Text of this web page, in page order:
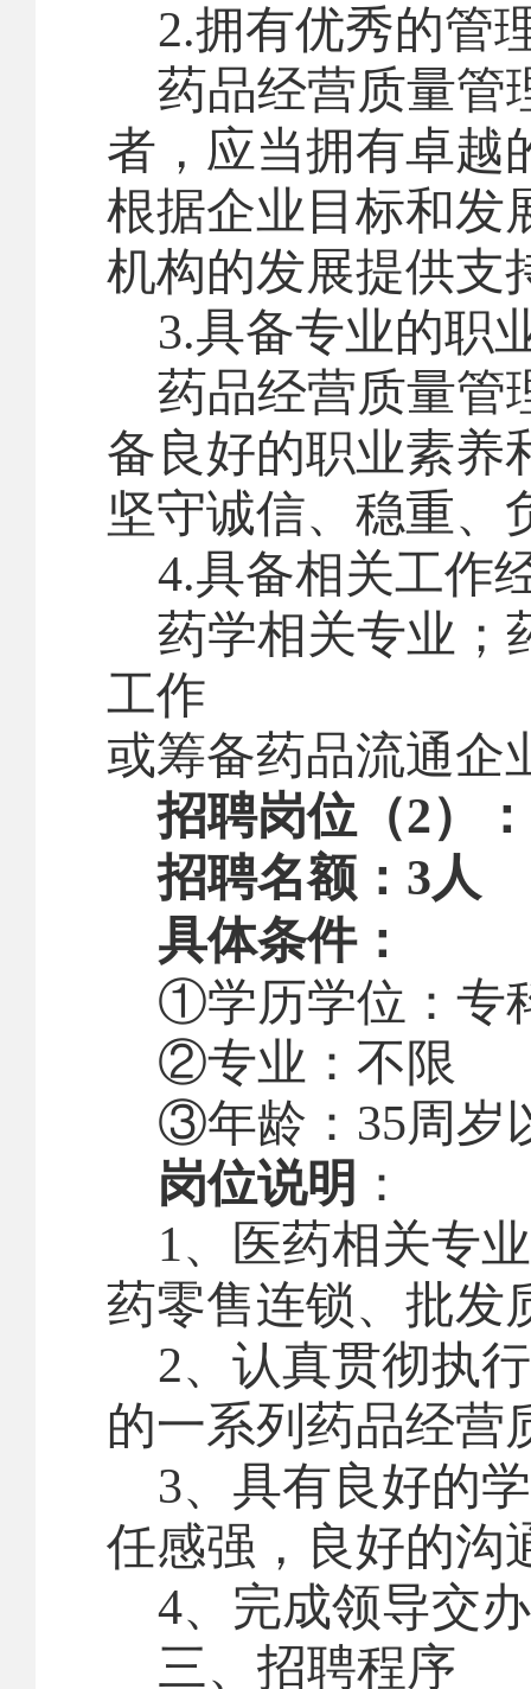
2.拥有优秀的管
药品经营质量管
者，应当拥有卓越
根据企业目标和发
机构的发展提供支
3.具备专业的职
药品经营质量管
备良好的职业素养
坚守诚信、稳重、
4.具备相关工作
药学相关专业；
工作
或筹备药品流通企
招聘岗位（2）
招聘名额： 3人
具体条件：
①学历学位：专
②专业：不限
③年龄： 35周岁
岗位说明 ：
1、医药相关专
药零售连锁、批发
2、认真贯彻执
的一系列药品经营
3、具有良好的
任感强，良好的沟
4、完成领导交
三、 招聘程序